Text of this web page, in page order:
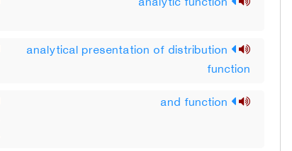
analytical presentation of distribution
function